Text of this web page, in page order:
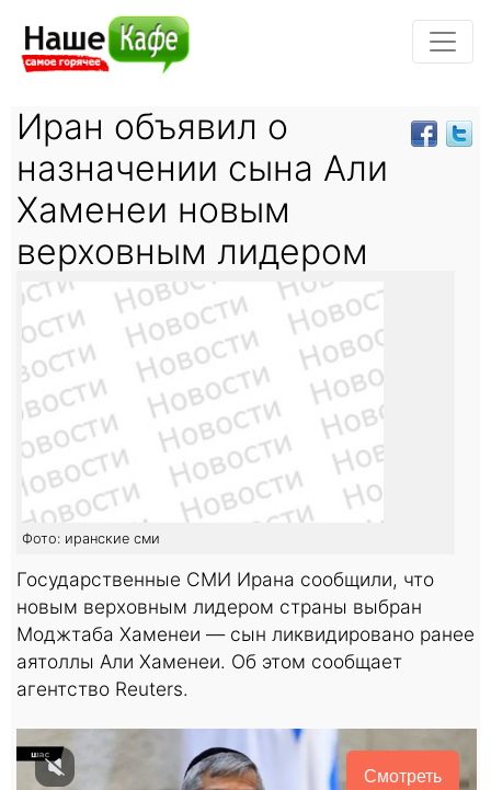
Иран объявил о
назначении сына Али
Хаменеи новым
верховным лидером
Фото: иранские сми
Государственные СМИ Ирана сообщили, что
новым верховным лидером страны выбран
Моджтаба Хаменеи — сын ликвидировано ранее
аятоллы Али Хаменеи. Об этом сообщает
агентство Reuters.
Смотреть